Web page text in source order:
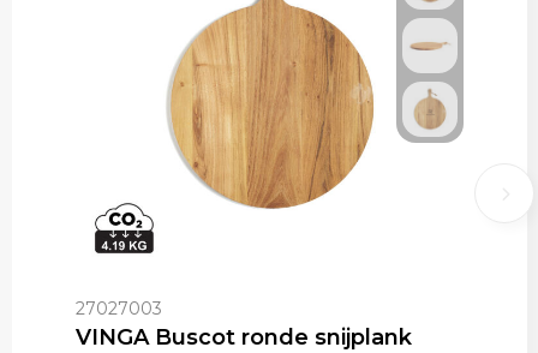
27027003
VINGA Buscot ronde snijplank